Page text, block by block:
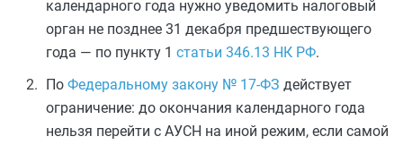
календарного года нужно уведомить налоговый
орган не позднее 31 декабря предшествующего
года — по пункту 1 статьи 346.13 НК РФ.
По Федеральному закону № 17-ФЗ действует
ограничение: до окончания календарного года
нельзя перейти с АУСН на иной режим, если самой